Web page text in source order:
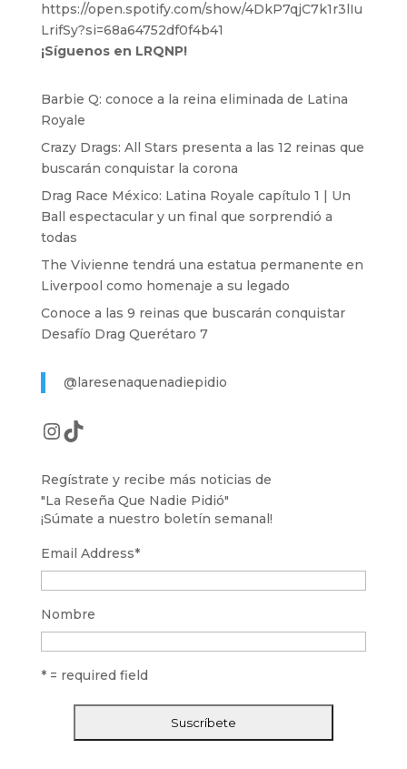
https://open.spotify.com/show/4DkP7qjC7k1r3lIu
LrifSy?si=68a64752df0f4b41
¡Síguenos en LRQNP!
Barbie Q: conoce a la reina eliminada de Latina
Royale
Crazy Drags: All Stars presenta a las 12 reinas que
buscarán conquistar la corona
Drag Race México: Latina Royale capítulo 1 | Un
Ball espectacular y un final que sorprendió a
todas
The Vivienne tendrá una estatua permanente en
Liverpool como homenaje a su legado
Conoce a las 9 reinas que buscarán conquistar
Desafío Drag Querétaro 7
@laresenaquenadiepidio
Instagram
TikTok
Regístrate y recibe más noticias de
"La Reseña Que Nadie Pidió"
¡Súmate a nuestro boletín semanal!
Email Address*
Nombre
* = required field